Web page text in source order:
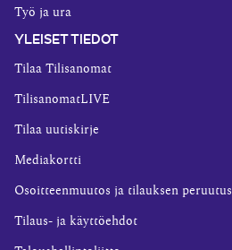
Työ ja ura
YLEISET TIEDOT
Tilaa Tilisanomat
TilisanomatLIVE
Tilaa uutiskirje
Mediakortti
Osoitteenmuutos ja tilauksen peruutus
Tilaus- ja käyttöehdot